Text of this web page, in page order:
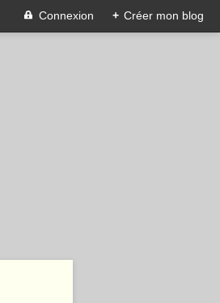
Connexion + Créer mon blog